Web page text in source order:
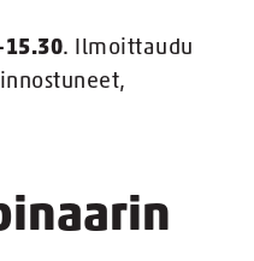
. Ilmoittaudu